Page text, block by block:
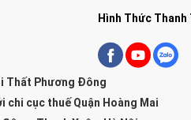
Hình Thức Thanh
Thất Phương Đông
chi cục thuế Quận Hoàng Mai